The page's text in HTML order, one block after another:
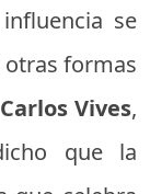
se
otras formas
Carlos Vives,
que la